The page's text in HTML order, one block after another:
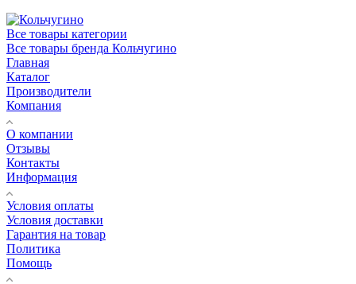
Все товары категории
Все товары бренда Кольчугино
Главная
Каталог
Производители
Компания
О компании
Отзывы
Контакты
Информация
Условия оплаты
Условия доставки
Гарантия на товар
Политика
Помощь